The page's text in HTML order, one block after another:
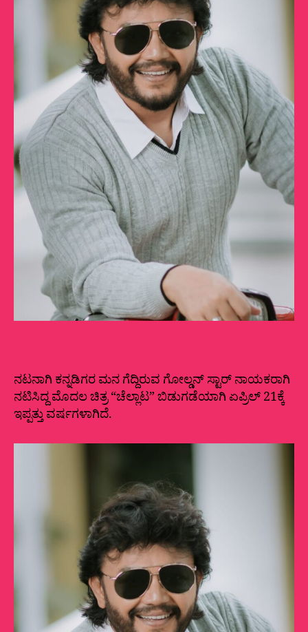
ದಶಕದ
ನಂಟು
ನಟನಾಗಿ ಕನ್ನಡಿಗರ ಮನ ಗೆದ್ದಿರುವ ಗೋಲ್ಡನ್ ಸ್ಟಾರ್ ನಾಯಕರಾಗಿ
ನಟಿಸಿದ್ದ ಮೊದಲ ಚಿತ್ರ “ಚೆಲ್ಲಾಟ” ಬಿಡುಗಡೆಯಾಗಿ ಏಪ್ರಿಲ್ 21ಕ್ಕೆ
ಇಪ್ಪತ್ತು ವರ್ಷಗಳಾಗಿದೆ.